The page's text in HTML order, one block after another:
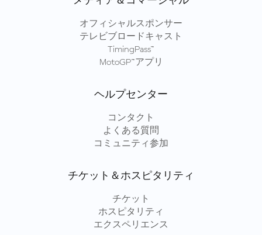
オフィシャルスポンサー
テレビブロードキャスト
TimingPass™
MotoGP™アプリ
ヘルプセンター
コンタクト
よくある質問
コミュニティ参加
チケット＆ホスピタリティ
チケット
ホスピタリティ
エクスペリエンス